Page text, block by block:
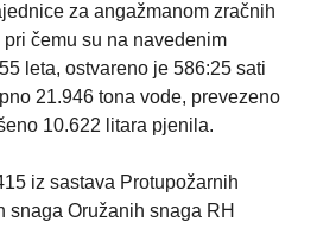
za angažmanom zračnih
čemu su na navedenim
leta, ostvareno je 586:25 sati
21.946 tona vode, prevezeno
10.622 litara pjenila.
iz sastava Protupožarnih
snaga Oružanih snaga RH